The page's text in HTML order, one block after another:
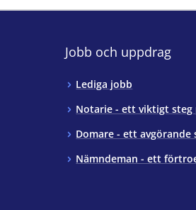
Jobb och uppdrag
Lediga jobb
Notarie - ett viktigt steg
Domare - ett avgörande
Nämndeman - ett